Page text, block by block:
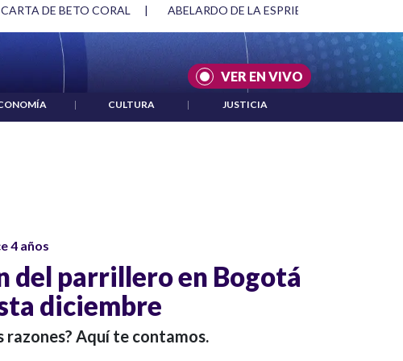
DE BETO CORAL | ABELARDO DE LA ESPRIELLA Y DMG
VER EN VIVO
| CULTURA | JUSTICIA
4 años
del parrillero en Bogotá
diciembre
razones? Aquí te contamos.